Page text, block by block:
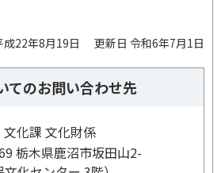
成22年8月19日 更新日 令和6年7月1日
てのお問い合わせ先
化課 文化財係
栃木県鹿沼市坂田山2-